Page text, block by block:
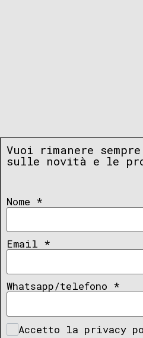
Vuoi rimanere
sulle novità e le
Nome *
Email *
Whatsapp/telefono *
Accetto la privacy